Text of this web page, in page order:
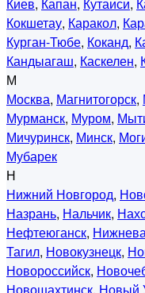
Кокшетау, Каракол,
Курган-Тюбе, Коканд,
Кандыагаш, Каскелен,
М
Москва, Магнитогорск,
Мурманск, Муром,
Мичуринск, Минск,
Мубарек
Н
Нижний Новгород,
Назрань, Нальчик,
Нефтеюганск,
Тагил, Новокузнецк,
Новороссийск,